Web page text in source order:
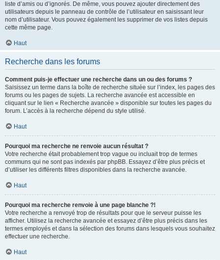
liste d’amis ou d’ignorés. De même, vous pouvez ajouter directement des
utilisateurs depuis le panneau de contrôle de l’utilisateur en saisissant leur
nom d’utilisateur. Vous pouvez également les supprimer de vos listes depuis
cette même page.
Haut
Recherche dans les forums
Comment puis-je effectuer une recherche dans un ou des forums ?
Saisissez un terme dans la boîte de recherche située sur l’index, les pages des
forums ou les pages de sujets. La recherche avancée est accessible en
cliquant sur le lien « Recherche avancée » disponible sur toutes les pages du
forum. L’accès à la recherche dépend du style utilisé.
Haut
Pourquoi ma recherche ne renvoie aucun résultat ?
Votre recherche était probablement trop vague ou incluait trop de termes
communs qui ne sont pas indexés par phpBB. Essayez d’être plus précis et
d’utiliser les différents filtres disponibles dans la recherche avancée.
Haut
Pourquoi ma recherche renvoie à une page blanche ?!
Votre recherche a renvoyé trop de résultats pour que le serveur puisse les
afficher. Utilisez la recherche avancée et essayez d’être plus précis dans les
termes employés et dans la sélection des forums dans lesquels vous souhaitez
effectuer une recherche.
Haut